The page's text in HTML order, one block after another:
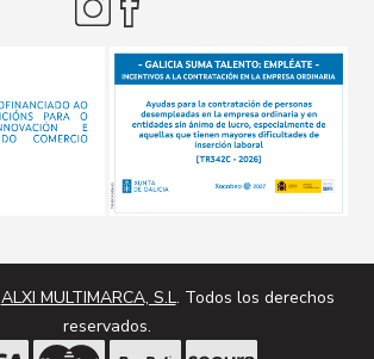
ALXI MULTIMARCA, S.L. Todos los derechos
reservados.